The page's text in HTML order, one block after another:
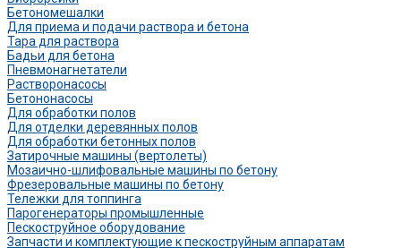
Бетономешалки
Для приема и подачи раствора и бетона
Тара для раствора
Бадьи для бетона
Пневмонагнетатели
Растворонасосы
Бетононасосы
Для обработки полов
Для отделки деревянных полов
Для обработки бетонных полов
Затирочные машины (вертолеты)
Мозаично-шлифовальные машины по бетону
Фрезеровальные машины по бетону
Тележки для топпинга
Парогенераторы промышленные
Пескоструйное оборудование
Запчасти и комплектующие к пескоструйным аппаратам